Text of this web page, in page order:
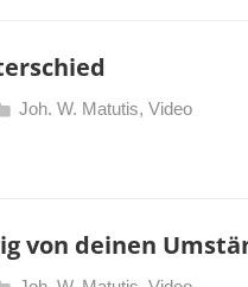
Joh. W. Matutis, Video
von deinen